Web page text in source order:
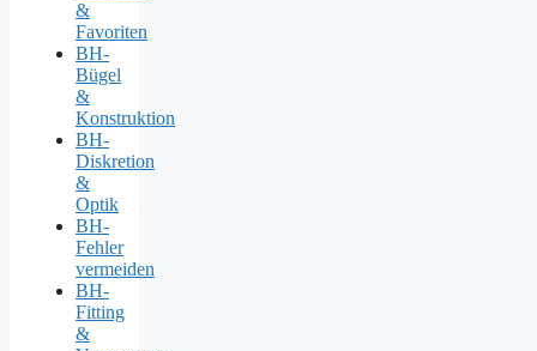
&
Favoriten
BH-
Bügel
&
Konstruktion
BH-
Diskretion
&
Optik
BH-
Fehler
vermeiden
BH-
Fitting
&